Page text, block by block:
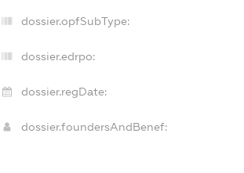
dossier.opfSubType:
dossier.edrpo:
dossier.regDate:
dossier.foundersAndBenef: